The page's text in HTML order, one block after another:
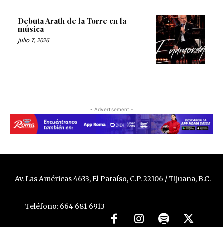
Debuta Arath de la Torre en la
música
julio 7, 2026
- Advertisement -
Av. Las Américas 4633, El Paraíso, C.P. 22106 / Tijuana, B.C.
Teléfono: 664 681 6913